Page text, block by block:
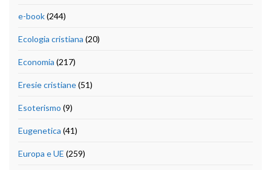
e-book(244)
Ecologia cristiana (20)
Economia (217)
Eresie cristiane(51)
Esoterismo (9)
Eugenetica (41)
Europa e UE (259)